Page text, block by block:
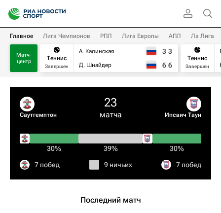
Главное Лига Чемпионов РПЛ Лига Европы АПЛ Ла Лига
Матч-
центр
Теннис
Завершен
А. Калинская
Д. Шнайдер
3 3
6 6
Теннис
Завершен
Саутгемптон
23
матча Ипсвич Таун
30% 39% 30%
7 побед 9 ничьих 7 побед
Последний матч